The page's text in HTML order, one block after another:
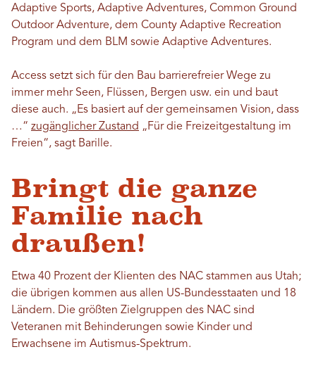
Adaptive Sports, Adaptive Adventures, Common Ground
Outdoor Adventure, dem County Adaptive Recreation
Program und dem BLM sowie Adaptive Adventures.
Access setzt sich für den Bau barrierefreier Wege zu
immer mehr Seen, Flüssen, Bergen usw. ein und baut
diese auch. „Es basiert auf der gemeinsamen Vision, dass
…“ zugänglicher Zustand „Für die Freizeitgestaltung im
Freien“, sagt Barille.
Bringt die ganze
Familie nach
draußen!
Etwa 40 Prozent der Klienten des NAC stammen aus Utah;
die übrigen kommen aus allen US-Bundesstaaten und 18
Ländern. Die größten Zielgruppen des NAC sind
Veteranen mit Behinderungen sowie Kinder und
Erwachsene im Autismus-Spektrum.